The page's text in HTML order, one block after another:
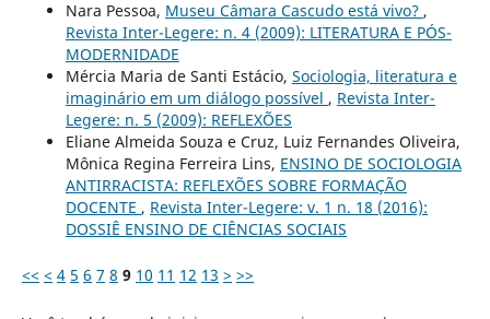
Nara Pessoa, Museu Câmara Cascudo está vivo? ,
Revista Inter-Legere: n. 4 (2009): LITERATURA E PÓS-
MODERNIDADE
Mércia Maria de Santi Estácio, Sociologia, literatura e
imaginário em um diálogo possível , Revista Inter-
Legere: n. 5 (2009): REFLEXÕES
Eliane Almeida Souza e Cruz, Luiz Fernandes Oliveira,
Mônica Regina Ferreira Lins, ENSINO DE SOCIOLOGIA
ANTIRRACISTA: REFLEXÕES SOBRE FORMAÇÃO
DOCENTE , Revista Inter-Legere: v. 1 n. 18 (2016):
DOSSIÊ ENSINO DE CIÊNCIAS SOCIAIS
<< < 4 5 6 7 8 9 10 11 12 13 > >>